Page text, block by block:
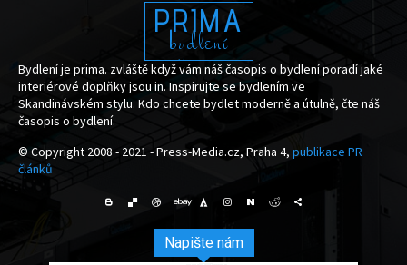
PRIMA
bydlení
Bydlení je prima. zvláště když vám náš časopis o bydlení poradí jaké
interiérové doplňky jsou in. Inspirujte se bydlením ve
Skandinávském stylu. Kdo chcete bydlet moderně a útulně, čte náš
časopis o bydlení.
© Copyright 2008 - 2021 - Press-Media.cz, Praha 4, publikace PR
článků
Napište nám